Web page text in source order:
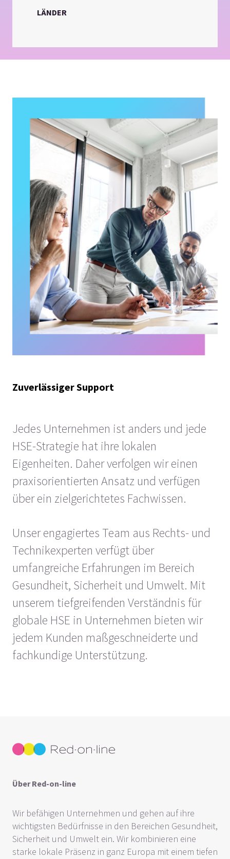
LÄNDER
Zuverlässiger Support
Jedes Unternehmen ist anders und jede
HSE-Strategie hat ihre lokalen
Eigenheiten. Daher verfolgen wir einen
praxisorientierten Ansatz und verfügen
über ein zielgerichtetes Fachwissen.
Unser engagiertes Team aus Rechts- und
Technikexperten verfügt über
umfangreiche Erfahrungen im Bereich
Gesundheit, Sicherheit und Umwelt. Mit
unserem tiefgreifenden Verständnis für
globale HSE in Unternehmen bieten wir
jedem Kunden maßgeschneiderte und
fachkundige Unterstützung.
Über Red-on-line
Wir befähigen Unternehmen und gehen auf ihre
wichtigsten Bedürfnisse in den Bereichen Gesundheit,
Sicherheit und Umwelt ein. Wir kombinieren eine
starke lokale Präsenz in ganz Europa mit einem tiefen